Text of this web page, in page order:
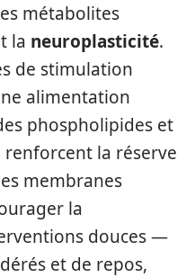
métabolites
la neuroplasticité.
de stimulation
alimentation
phospholipides et
renforcent la réserve
membranes
la
douces —
et de repos,